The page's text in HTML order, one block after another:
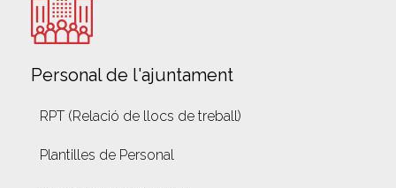
Personal de l'ajuntament
RPT (Relació de llocs de treball)
Plantilles de Personal